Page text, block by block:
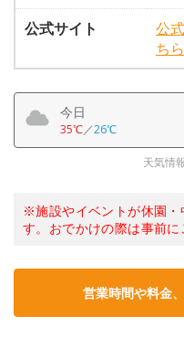
公式サイト
公
ちら
今日
35℃／26℃
天気情
※施設やイベントが休園・
す。おでかけの際は事前に
営業時間や料金